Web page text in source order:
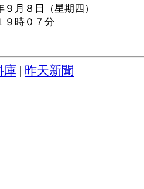
９月８日（星期四）
９時０７分
庫 昨天新聞